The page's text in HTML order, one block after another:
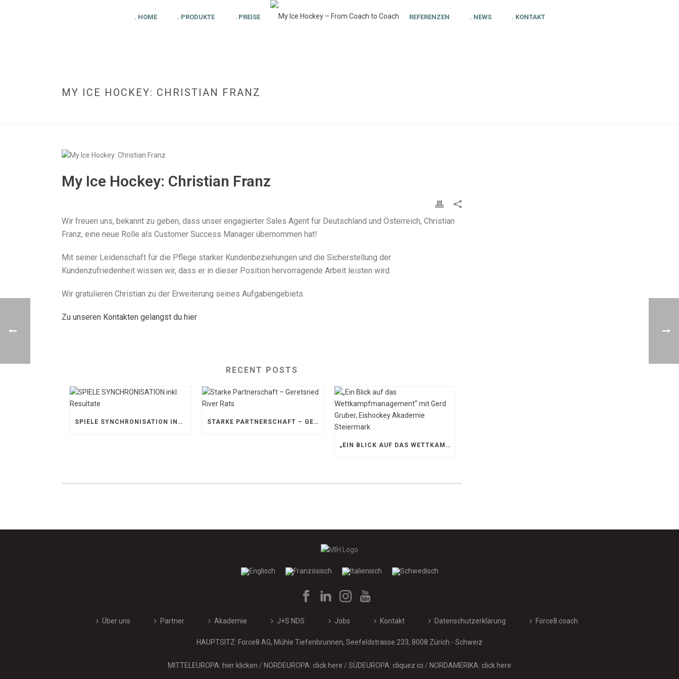
. HOME . PRODUKTE . PREISE REFERENZEN . NEWS . KONTAKT
MY ICE HOCKEY: CHRISTIAN FRANZ
My Ice Hockey: Christian Franz
Wir freuen uns, bekannt zu geben, dass unser engagierter Sales Agent für Deutschland und Österreich, Christian
Franz, eine neue Rolle als Customer Success Manager übernommen hat!
Mit seiner Leidenschaft für die Pflege starker Kundenbeziehungen und die Sicherstellung der
Kundenzufriedenheit wissen wir, dass er in dieser Position hervorragende Arbeit leisten wird.
Wir gratulieren Christian zu der Erweiterung seines Aufgabengebiets.
Zu unseren Kontakten gelangst du hier
RECENT POSTS
SPIELE SYNCHRONISATION INKL. RESULTATE STARKE PARTNERSCHAFT – GERETSRIED RIVER RATS
„EIN BLICK AUF DAS WETTKAMPFMANAGEMENT“ MIT GERD GRUBER, EISHOCKEY AKADEMIE STEIERMARK
Über uns Partner Akademie J+S NDS Jobs Kontakt Datenschutzerklärung Force8.coach
HAUPTSITZ: Force8 AG, Mühle Tiefenbrunnen, Seefeldstrasse 233, 8008 Zürich - Schweiz
MITTELEUROPA: hier klicken / NORDEUROPA: click here / SÜDEUROPA: cliquez ici / NORDAMERIKA: click here